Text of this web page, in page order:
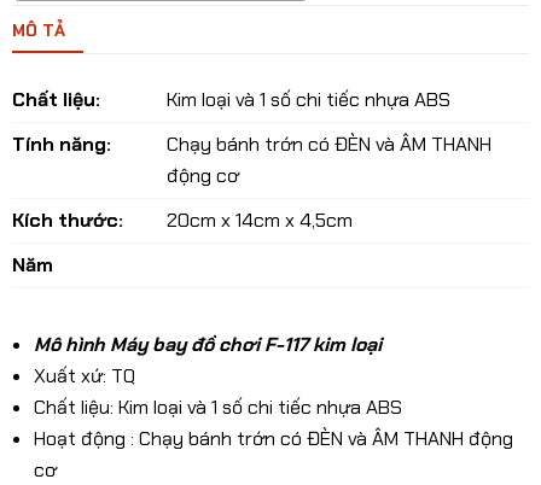
So sánh
MÔ TẢ
Chất liệu:
Kim loại và 1 số chi tiếc nhựa ABS
Tính năng:
Chạy bánh trớn có ĐÈN và ÂM THANH
động cơ
Kích thước:
20cm x 14cm x 4,5cm
Năm
Mô hình Máy bay đồ chơi F-117 kim loại
Xuất xứ: TQ
Chất liệu: Kim loại và 1 số chi tiếc nhựa ABS
Hoạt động : Chạy bánh trớn có ĐÈN và ÂM THANH động
cơ